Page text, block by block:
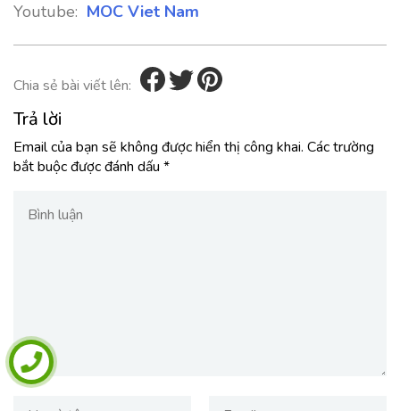
Youtube: MOC Viet Nam
Chia sẻ bài viết lên:
Trả lời
Email của bạn sẽ không được hiển thị công khai. Các trường
bắt buộc được đánh dấu *